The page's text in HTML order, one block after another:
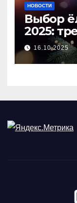
НОВОСТИ
Выбор
2025:
16.10.2025